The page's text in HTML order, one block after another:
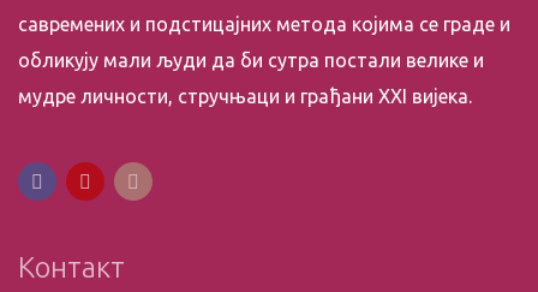
савремених и подстицајних метода којима се граде и
обликују мали људи да би сутра постали велике и
мудре личности, стручњаци и грађани XXI вијека.
Контакт